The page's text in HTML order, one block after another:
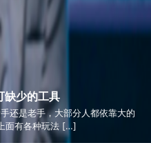
缺少的工具
还是老手，大部分人都依靠大的
面有各种玩法 […]